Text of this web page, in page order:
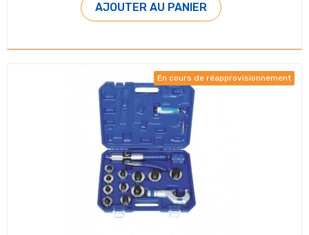
AJOUTER AU PANIER
En cours de réapprovisionnement